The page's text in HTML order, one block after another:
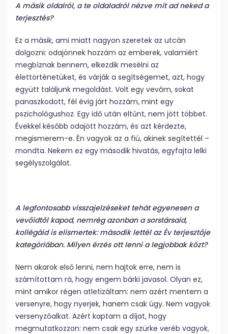
A másik oldalról, a te oldaladról nézve mit ad neked a
terjesztés?
Ez a másik, ami miatt nagyon szeretek az utcán
dolgozni: odajönnek hozzám az emberek, valamiért
megbíznak bennem, elkezdik mesélni az
élettörténetüket, és várják a segítségemet, azt, hogy
együtt találjunk megoldást. Volt egy vevőm, sokat
panaszkodott, fél évig járt hozzám, mint egy
pszichológushoz. Egy idő után eltűnt, nem jött többet.
Évekkel később odajött hozzám, és azt kérdezte,
megismerem-e. Én vagyok az a fiú, akinek segítettél –
mondta. Nekem ez egy második hivatás, egyfajta lelki
segélyszolgálat.
A legfontosabb visszajelzéseket tehát egyenesen a
vevőidtől kapod, nemrég azonban a sorstársaid,
kollégáid is elismertek: második lettél az Év terjesztője
kategóriában. Milyen érzés ott lenni a legjobbak közt?
Nem akarok első lenni, nem hajtok erre, nem is
számítottam rá, hogy engem bárki javasol. Olyan ez,
mint amikor régen atletizáltam: nem azért mentem a
versenyre, hogy nyerjek, hanem csak úgy. Nem vagyok
versenyzőalkat. Azért kaptam a díjat, hogy
megmutatkozzon: nem csak egy szürke veréb vagyok,